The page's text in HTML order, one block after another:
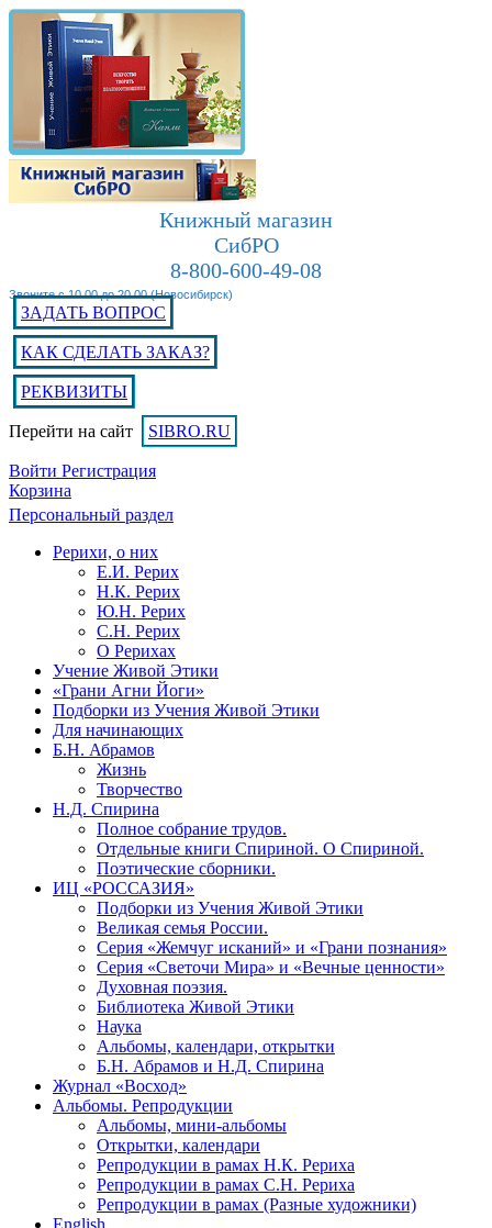
Книжный магазин
СибРО
8-800-600-49-08
Звоните с 10.00 до 20.00 (Новосибирск)
ЗАДАТЬ ВОПРОС
КАК СДЕЛАТЬ ЗАКАЗ?
РЕКВИЗИТЫ
Перейти на сайт SIBRO.RU
Войти Регистрация
Корзина
Персональный раздел
Рерихи, о них
Е.И. Рерих
Н.К. Рерих
Ю.Н. Рерих
С.Н. Рерих
О Рерихах
Учение Живой Этики
«Грани Агни Йоги»
Подборки из Учения Живой Этики
Для начинающих
Б.Н. Абрамов
Жизнь
Творчество
Н.Д. Спирина
Полное собрание трудов.
Отдельные книги Спириной. О Спириной.
Поэтические сборники.
ИЦ «РОССАЗИЯ»
Подборки из Учения Живой Этики
Великая семья России.
Серия «Жемчуг исканий» и «Грани познания»
Серия «Светочи Мира» и «Вечные ценности»
Духовная поэзия.
Библиотека Живой Этики
Наука
Альбомы, календари, открытки
Б.Н. Абрамов и Н.Д. Спирина
Журнал «Восход»
Альбомы. Репродукции
Альбомы, мини-альбомы
Открытки, календари
Репродукции в рамах Н.К. Рериха
Репродукции в рамах С.Н. Рериха
Репродукции в рамах (Разные художники)
English